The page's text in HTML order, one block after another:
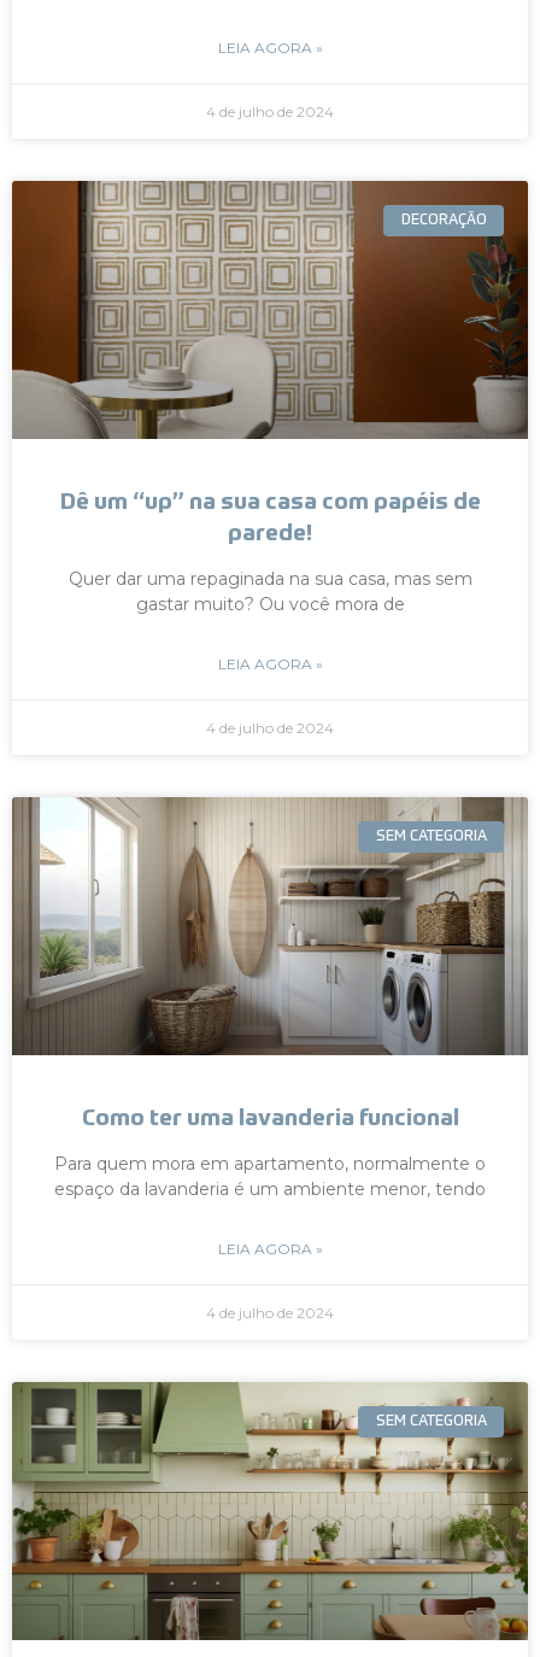
LEIA AGORA »
4 de julho de 2024
DECORAÇÃO
Dê um “up” na sua casa com papéis de
parede!
Quer dar uma repaginada na sua casa, mas sem
gastar muito? Ou você mora de
LEIA AGORA »
4 de julho de 2024
SEM CATEGORIA
Como ter uma lavanderia funcional
Para quem mora em apartamento, normalmente o
espaço da lavanderia é um ambiente menor, tendo
LEIA AGORA »
4 de julho de 2024
SEM CATEGORIA